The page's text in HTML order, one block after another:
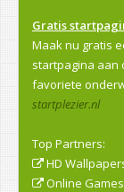
Gratis
Maak nu gratis
startpagina aan
favoriete
startplezier.nl
Top Partners:
HD
Online Games